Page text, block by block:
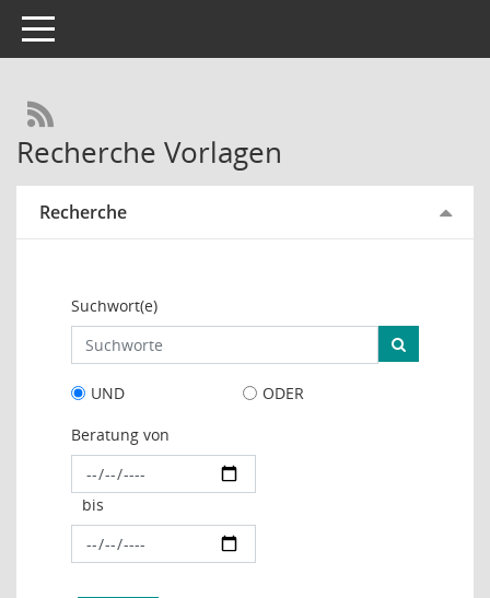
Toggle navigation
RSS-Feed
Recherche Vorlagen
Recherche
Suchwort(e)
UND
ODER
Beratung von
bis